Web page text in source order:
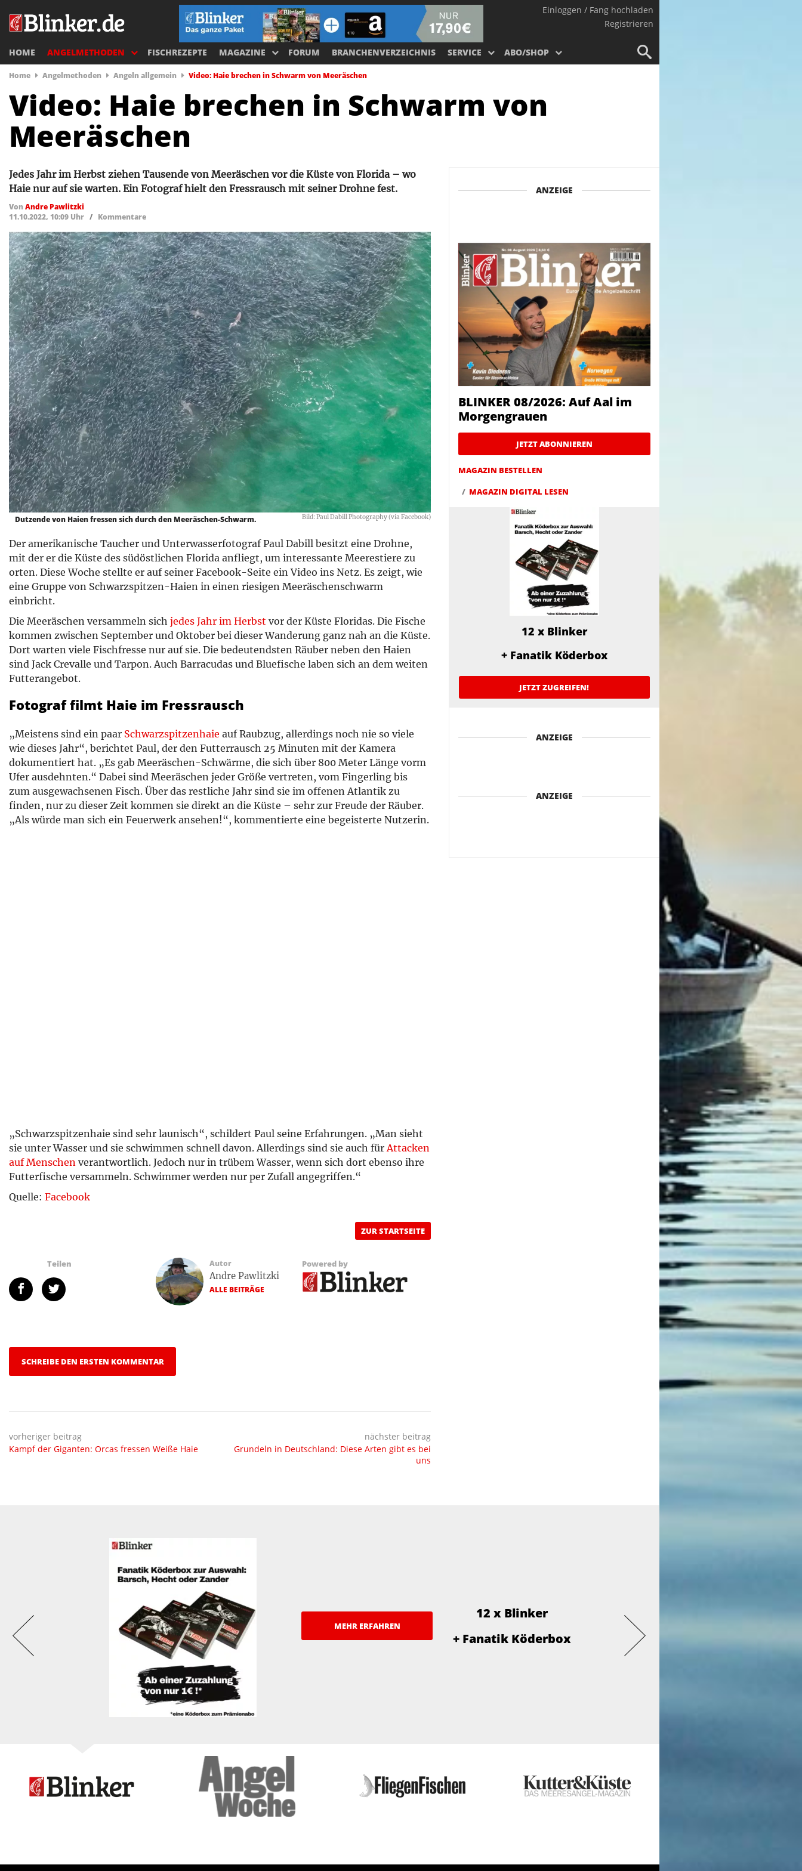
Einloggen / Fang hochladen
Registrieren
HOME ANGELMETHODEN FISCHREZEPTE MAGAZINE FORUM BRANCHENVERZEICHNIS SERVICE ABO/SHOP
Home Angelmethoden Angeln allgemein Video: Haie brechen in Schwarm von Meeräschen
Video: Haie brechen in Schwarm von
Meeräschen
Jedes Jahr im Herbst ziehen Tausende von Meeräschen vor die Küste von Florida – wo
Haie nur auf sie warten. Ein Fotograf hielt den Fressrausch mit seiner Drohne fest.
VonAndre Pawlitzki
11.10.2022, 10:09 Uhr / Kommentare
Bild: Paul Dabill Photography (via Facebook)
Dutzende von Haien fressen sich durch den Meeräschen-Schwarm.
Der amerikanische Taucher und Unterwasserfotograf Paul Dabill besitzt eine Drohne,
mit der er die Küste des südöstlichen Florida anfliegt, um interessante Meerestiere zu
orten. Diese Woche stellte er auf seiner Facebook-Seite ein Video ins Netz. Es zeigt, wie
eine Gruppe von Schwarzspitzen-Haien in einen riesigen Meeräschenschwarm
einbricht.
Die Meeräschen versammeln sich jedes Jahr im Herbst vor der Küste Floridas. Die Fische
kommen zwischen September und Oktober bei dieser Wanderung ganz nah an die Küste.
Dort warten viele Fischfresse nur auf sie. Die bedeutendsten Räuber neben den Haien
sind Jack Crevalle und Tarpon. Auch Barracudas und Bluefische laben sich an dem weiten
Futterangebot.
Fotograf filmt Haie im Fressrausch
„Meistens sind ein paar Schwarzspitzenhaie auf Raubzug, allerdings noch nie so viele
wie dieses Jahr“, berichtet Paul, der den Futterrausch 25 Minuten mit der Kamera
dokumentiert hat. „Es gab Meeräschen-Schwärme, die sich über 800 Meter Länge vorm
Ufer ausdehnten.“ Dabei sind Meeräschen jeder Größe vertreten, vom Fingerling bis
zum ausgewachsenen Fisch. Über das restliche Jahr sind sie im offenen Atlantik zu
finden, nur zu dieser Zeit kommen sie direkt an die Küste – sehr zur Freude der Räuber.
„Als würde man sich ein Feuerwerk ansehen!“, kommentierte eine begeisterte Nutzerin.
„Schwarzspitzenhaie sind sehr launisch“, schildert Paul seine Erfahrungen. „Man sieht
sie unter Wasser und sie schwimmen schnell davon. Allerdings sind sie auch fürAttacken
auf Menschen verantwortlich. Jedoch nur in trübem Wasser, wenn sich dort ebenso ihre
Futterfische versammeln. Schwimmer werden nur per Zufall angegriffen.“
Quelle: Facebook
ZUR STARTSEITE
Teilen Autor
Andre Pawlitzki
ALLE BEITRÄGE
Powered by
SCHREIBE DEN ERSTEN KOMMENTAR
vorheriger beitrag
Kampf der Giganten: Orcas fressen Weiße Haie
nächster beitrag
Grundeln in Deutschland: Diese Arten gibt es bei
uns
ANZEIGE
BLINKER 08/2026: Auf Aal im
Morgengrauen
JETZT ABONNIEREN
MAGAZIN BESTELLEN
MAGAZIN DIGITAL LESEN
12 x Blinker
+ Fanatik Köderbox
JETZT ZUGREIFEN!
ANZEIGE
ANZEIGE
12 x Blinker
+ Fanatik Köderbox
MEHR ERFAHREN